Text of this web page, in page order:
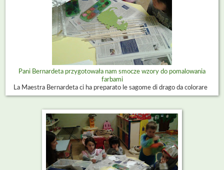
Pani Bernardeta przygotowała nam smocze wzory do pomalowania
farbami
La Maestra Bernardeta ci ha preparato le sagome di drago da colorare